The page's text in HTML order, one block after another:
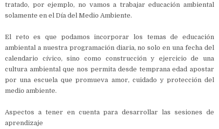
tratado, por ejemplo, no vamos a trabajar educación ambiental
solamente en el Día del Medio Ambiente.
El reto es que podamos incorporar los temas de educación
ambiental a nuestra programación diaria, no solo en una fecha del
calendario cívico, sino como construcción y ejercicio de una
cultura ambiental que nos permita desde temprana edad apostar
por una escuela que promueva amor, cuidado y protección del
medio ambiente.
Aspectos a tener en cuenta para desarrollar las sesiones de
aprendizaje